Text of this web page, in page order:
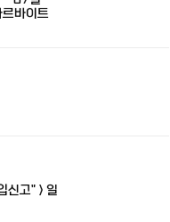
바이트
신고" > 일